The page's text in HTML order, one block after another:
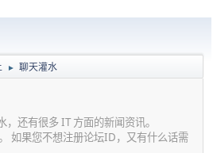
► 聊天灌水
还有很多 IT 方面的新闻资讯。
如果您不想注册论坛ID，又有什么话需